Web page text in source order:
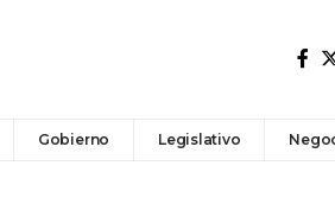
Gobierno Legislativo